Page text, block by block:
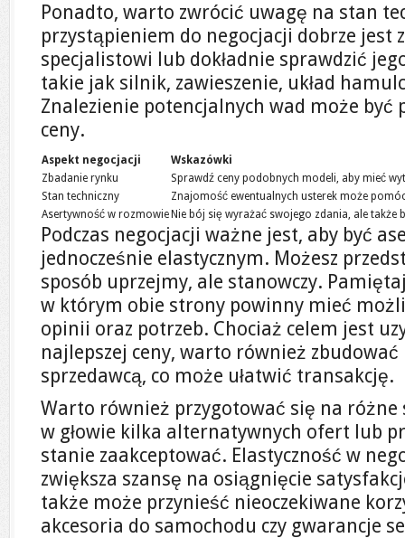
Ponadto, warto zwrócić uwagę na stan
przystąpieniem do negocjacji dobrze jest
specjalistowi lub dokładnie sprawdzić
takie jak silnik, zawieszenie, układ
Znalezienie potencjalnych wad może być
ceny.
Aspekt negocjacji
Wskazówki
Zbadanie rynku
Sprawdź ceny podobnych modeli, aby mieć
Stan techniczny
Znajomość ewentualnych usterek może
Asertywność w rozmowie Nie bój się wyrażać swojego zdania, ale
Podczas negocjacji ważne jest, aby być
jednocześnie elastycznym. Możesz
sposób uprzejmy, ale stanowczy.
w którym obie strony powinny mieć
opinii oraz potrzeb. Chociaż celem jest
najlepszej ceny, warto również zbudować
sprzedawcą, co może ułatwić transakcję.
Warto również przygotować się na różne
w głowie kilka alternatywnych ofert lub
stanie zaakceptować. Elastyczność w
zwiększa szansę na osiągnięcie
także może przynieść nieoczekiwane
akcesoria do samochodu czy gwarancje